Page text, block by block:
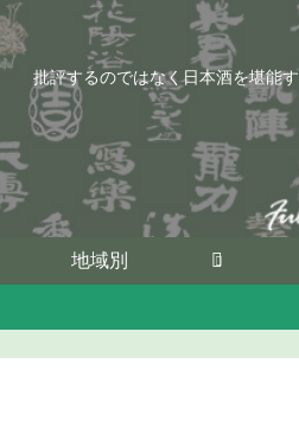
批評するのではなく日本酒を堪能
地域別